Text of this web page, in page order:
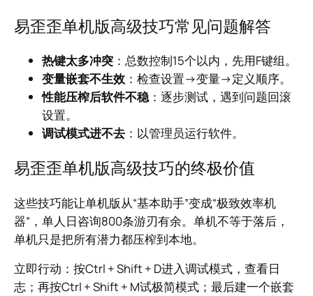
易歪歪单机版高级技巧常见问题解答
热键太多冲突 ：总数控制15个以内，先用F键组。
变量嵌套不生效 ：检查设置→变量→定义顺序。
性能压榨后软件不稳：逐步测试，遇到问题回滚
设置。
调试模式进不去 ：以管理员运行软件。
易歪歪单机版高级技巧的终极价值
这些技巧能让单机版从“基本助手”变成“极致效率机
器”，单人日咨询800条游刃有余。单机不等于落后，
单机只是把所有潜力都压榨到本地。
立即行动：按Ctrl + Shift + D进入调试模式，查看日
志；再按Ctrl + Shift + M试极简模式；最后建一个嵌套